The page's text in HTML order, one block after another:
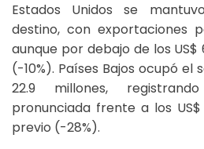
Estados Unidos se
destino, con exportaciones
aunque por debajo de los
(-10%). Países Bajos ocupó el
22.9 millones,
pronunciada frente a los
previo (-28%).